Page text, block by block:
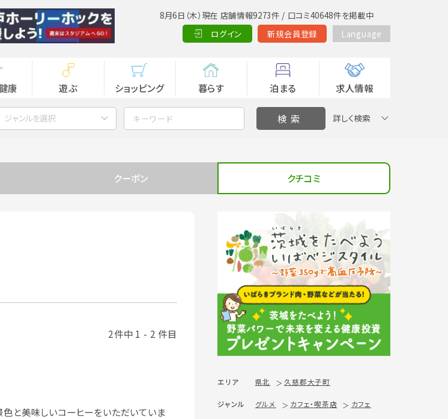
8月6日（木）現在 店舗情報9273件 / 口コミ40648件を掲載中
ログイン
新規会員登録 Language
康 遊ぶ ショッピング 暮らす 泊まる 求人情報
ジャンルを選択 詳しく検索
クーポン クチコミ
2件中 1 - 2 件目
色と美味しいコーヒーをいただいていま
エリア 県北 久慈郡大子町
ジャンル グルメ カフェ・喫茶店 カフェ